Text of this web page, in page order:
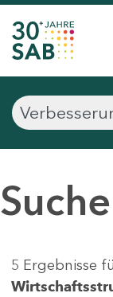
Suche
5 Ergebnisse